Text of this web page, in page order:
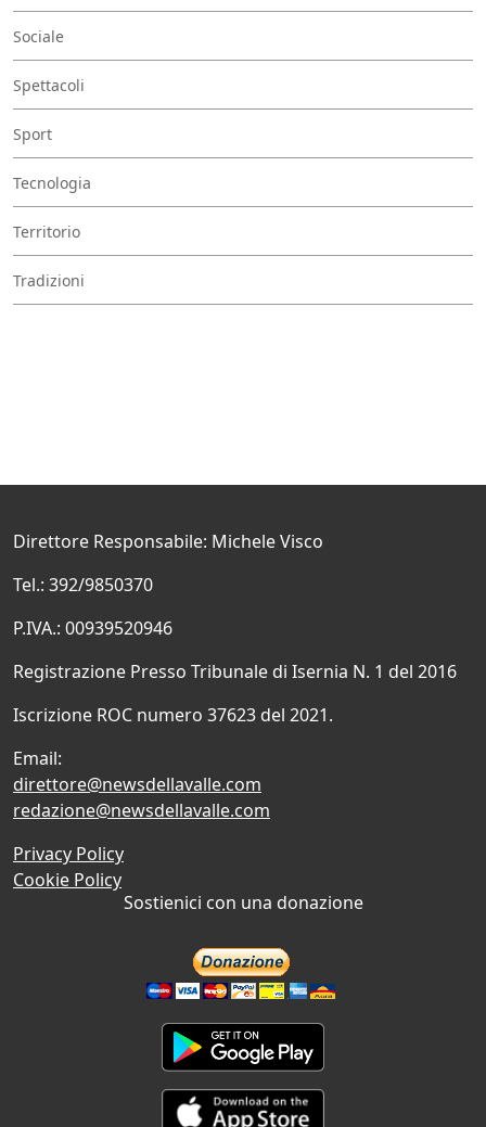
Sociale
Spettacoli
Sport
Tecnologia
Territorio
Tradizioni
Direttore Responsabile: Michele Visco
Tel.: 392/9850370
P.IVA.: 00939520946
Registrazione Presso Tribunale di Isernia N. 1 del 2016
Iscrizione ROC numero 37623 del 2021.
Email:
direttore@newsdellavalle.com
redazione@newsdellavalle.com
Privacy Policy
Cookie Policy
Sostienici con una donazione